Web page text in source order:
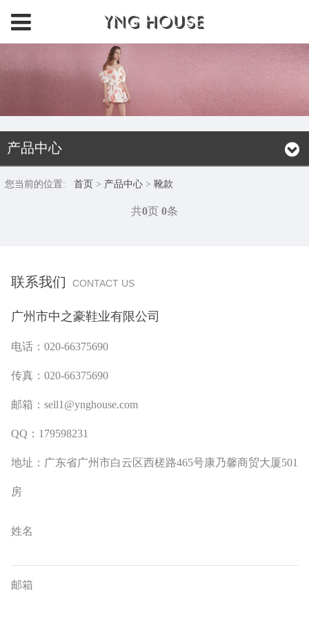
产品中心
您当前的位置:首页 > 产品中心 >靴款
共0页 0条
联系我们 CONTACT US
广州市中之豪鞋业有限公司
电话：020-66375690
传真：020-66375690
邮箱： sell1@ynghouse.com
QQ：179598231
地址：广东省广州市白云区西槎路465号康乃馨商贸大厦501
房
姓名
邮箱